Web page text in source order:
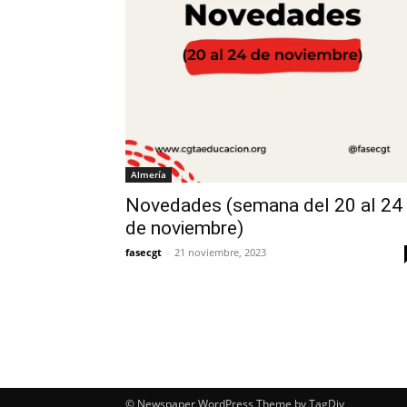
Almería
Novedades (semana del 20 al 24
de noviembre)
fasecgt - 21 noviembre, 2023
© Newspaper WordPress Theme by TagDiv